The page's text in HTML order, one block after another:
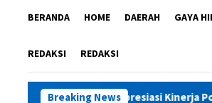
BERANDA HOME DAERAH GAYA
REDAKSI REDAKSI
Breaking News
PAMA Apresiasi Kinerja Positif Kepala